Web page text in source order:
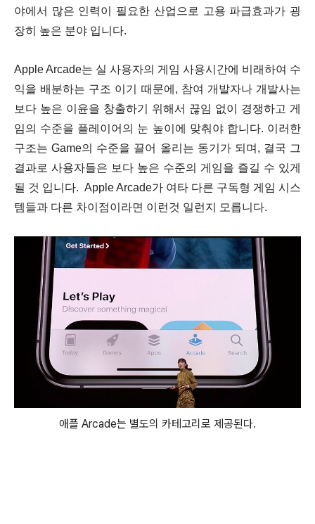
야에서 많은 인력이 필요한 산업으로 고용 파급효과가 굉
장히 높은 분야 입니다.
Apple Arcade는 실 사용자의 게임 사용시간에 비래하여 수
익을 배분하는 구조 이기 때문에, 참여 개발자나 개발사는
보다 높은 이윤을 창출하기 위해서 끊임 없이 경쟁하고 게
임의 수준을 플레이어의 눈 높이에 맞춰야 합니다. 이러한
구조는 Game의 수준을 끌어 올리는 동기가 되며, 결국 그
결과로 사용자들은 보다 높은 수준의 게임을 즐길 수 있게
될 것 입니다. Apple Arcade가 여타 다른 구독형 게임 시스
템들과 다른 차이점이라면 이런것 일런지 모릅니다.
애플 Arcade는 별도의 카테고리로 제공된다.